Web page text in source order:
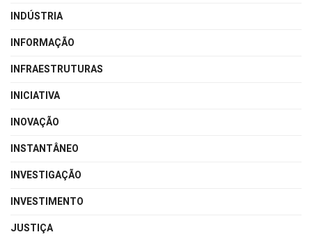
INDÚSTRIA
INFORMAÇÃO
INFRAESTRUTURAS
INICIATIVA
INOVAÇÃO
INSTANTÂNEO
INVESTIGAÇÃO
INVESTIMENTO
JUSTIÇA